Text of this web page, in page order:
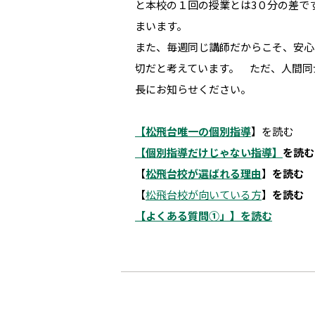
と本校の１回の授業とは3０分の差
まいます。
また、毎週同じ講師だからこそ、安
切だと考えています。 ただ、人間同
長にお知らせください。
【松飛台唯一の個別指導】を読む
【個別指導だけじゃない指導】 を読む
【松飛台校が選ばれる理由】 を読む
【松飛台校が向いている方】 を読む
【よくある質問①」】を読む